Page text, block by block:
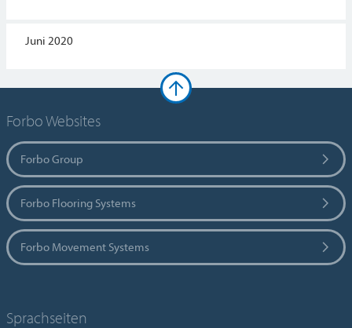
Juni 2020
Forbo Websites
Forbo Group
Forbo Flooring Systems
Forbo Movement Systems
Sprachseiten